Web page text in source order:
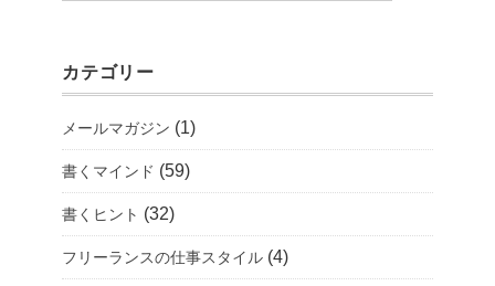
カテゴリー
メールマガジン (1)
書くマインド (59)
書くヒント (32)
フリーランスの仕事スタイル (4)